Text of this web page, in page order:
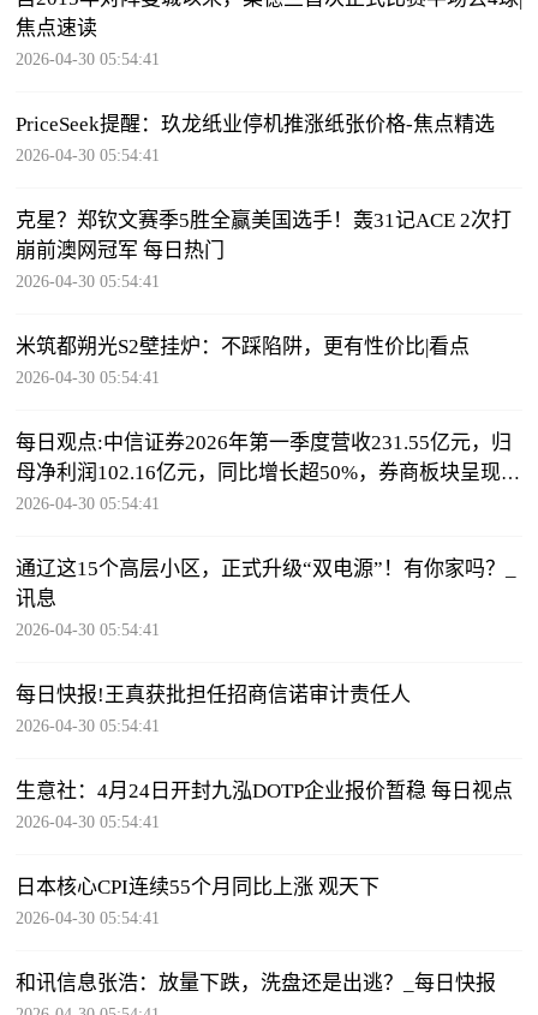
焦点速读
2026-04-30 05:54:41
PriceSeek提醒：玖龙纸业停机推涨纸张价格-焦点精选
2026-04-30 05:54:41
克星？郑钦文赛季5胜全赢美国选手！轰31记ACE 2次打
崩前澳网冠军 每日热门
2026-04-30 05:54:41
米筑都朔光S2壁挂炉：不踩陷阱，更有性价比|看点
2026-04-30 05:54:41
每日观点:中信证券2026年第一季度营收231.55亿元，归
母净利润102.16亿元，同比增长超50%，券商板块呈现极
低估值、业绩爆发、并购催化多重共振
2026-04-30 05:54:41
通辽这15个高层小区，正式升级“双电源”！有你家吗？_
讯息
2026-04-30 05:54:41
每日快报!王真获批担任招商信诺审计责任人
2026-04-30 05:54:41
生意社：4月24日开封九泓DOTP企业报价暂稳 每日视点
2026-04-30 05:54:41
日本核心CPI连续55个月同比上涨 观天下
2026-04-30 05:54:41
和讯信息张浩：放量下跌，洗盘还是出逃？_每日快报